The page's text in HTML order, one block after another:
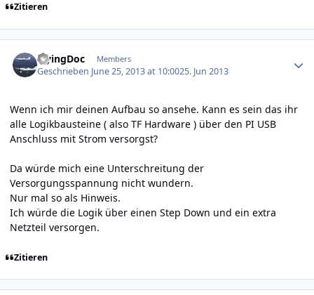
Zitieren
FlyingDoc Members
Geschrieben June 25, 2013 at 10:0025. Jun 2013
Wenn ich mir deinen Aufbau so ansehe. Kann es sein das ihr
alle Logikbausteine ( also TF Hardware ) über den PI USB
Anschluss mit Strom versorgst?
Da würde mich eine Unterschreitung der
Versorgungsspannung nicht wundern.
Nur mal so als Hinweis.
Ich würde die Logik über einen Step Down und ein extra
Netzteil versorgen.
Zitieren